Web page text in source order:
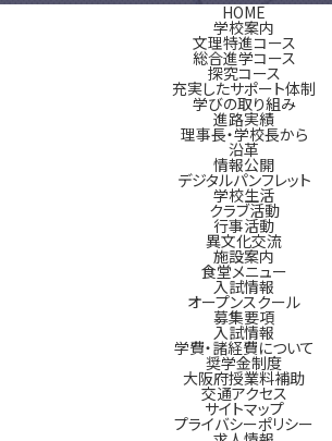
HOME
学校案内
文理特進コース
総合進学コース
探究コース
充実したサポート体制
学びの取り組み
進路実績
理事長・学校長から
沿革
情報公開
デジタルパンフレット
学校生活
クラブ活動
行事活動
異文化交流
施設案内
食堂メニュー
入試情報
オープンスクール
募集要項
入試情報
学費・諸経費について
奨学金制度
大阪府授業料補助
交通アクセス
サイトマップ
プライバシーポリシー